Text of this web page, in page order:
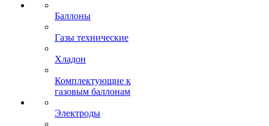
Баллоны
Газы технические
Хладон
Комплектующие к
газовым баллонам
Электроды